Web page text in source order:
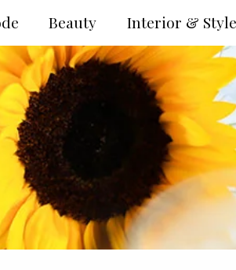
Interior & Style
Beauty